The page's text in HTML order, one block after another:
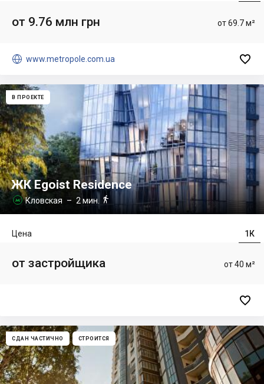
от 69.7 м²
от 9.76 млн грн
 www.metropole.com.ua 
В ПРОЕКТЕ
ЖК Egoist Residence
 Кловская – 2 мин. 
1К
Цена
от 40 м²
от застройщика

СДАН ЧАСТИЧНО СТРОИТСЯ